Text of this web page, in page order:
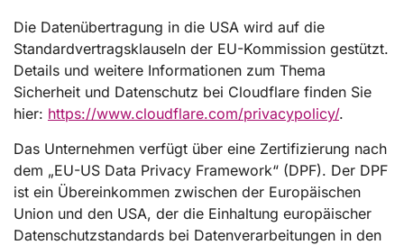
Die Datenübertragung in die USA wird auf die
Standardvertragsklauseln der EU-Kommission gestützt.
Details und weitere Informationen zum Thema
Sicherheit und Datenschutz bei Cloudflare finden Sie
hier: https://www.cloudflare.com/privacypolicy/.
Das Unternehmen verfügt über eine Zertifizierung nach
dem „EU-US Data Privacy Framework“ (DPF). Der DPF
ist ein Übereinkommen zwischen der Europäischen
Union und den USA, der die Einhaltung europäischer
Datenschutzstandards bei Datenverarbeitungen in den